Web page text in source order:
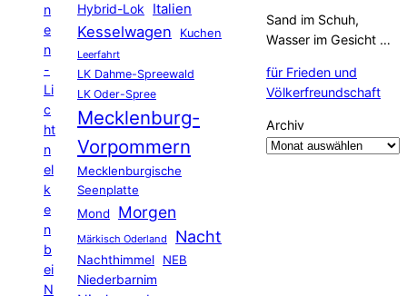
n
e
n
-
Li
c
ht
n
el
k
e
n
b
ei
N
Hybrid-Lok Italien
Kesselwagen Kuchen
Leerfahrt
LK Dahme-Spreewald
LK Oder-Spree
Mecklenburg-
Vorpommern
Mecklenburgische
Seenplatte
Mond
Morgen
Märkisch Oderland Nacht
Nachthimmel
NEB
Niederbarnim
Sand im Schuh,
Wasser im Gesicht …
für Frieden und
Völkerfreundschaft
Archiv